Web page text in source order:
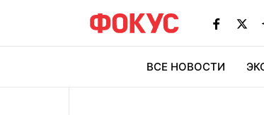
ВСЕ НОВОСТИ